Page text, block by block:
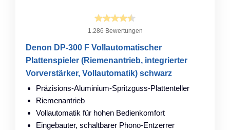
1.286 Bewertungen
Denon DP-300 F Vollautomatischer
Plattenspieler (Riemenantrieb, integrierter
Vorverstärker, Vollautomatik) schwarz
Präzisions-Aluminium-Spritzguss-Plattenteller
Riemenantrieb
Vollautomatik für hohen Bedienkomfort
Eingebauter, schaltbarer Phono-Entzerrer